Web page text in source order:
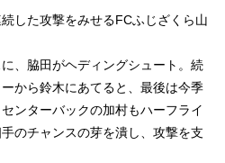
した攻撃をみせるFCふじざくら山
、脇田がヘディングシュート。続
から鈴木にあてると、最後は今季
ンターバックの加村もハーフライ
のチャンスの芽を潰し、攻撃を支